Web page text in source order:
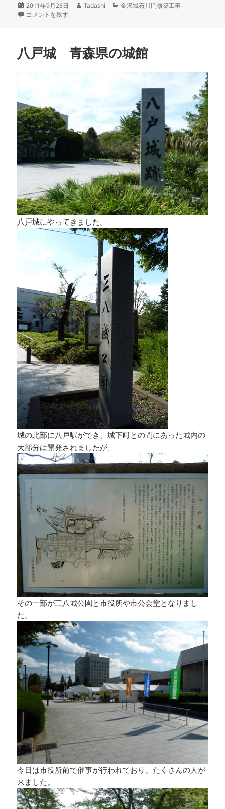
投
稿
2011年9月26日
作
Tadashi
カ
金沢城石川門修築工事
金沢城 石川櫓門修復 に
コメントを残す
八戸城 青森県の城館
八戸城にやってきました。
城の北部に八戸駅ができ、城下町との間にあった城内の
大部分は開発されましたが、
その一部が三八城公園と市役所や市公会堂となりまし
た。
今日は市役所前で催事が行われており、たくさんの人が
来ました。